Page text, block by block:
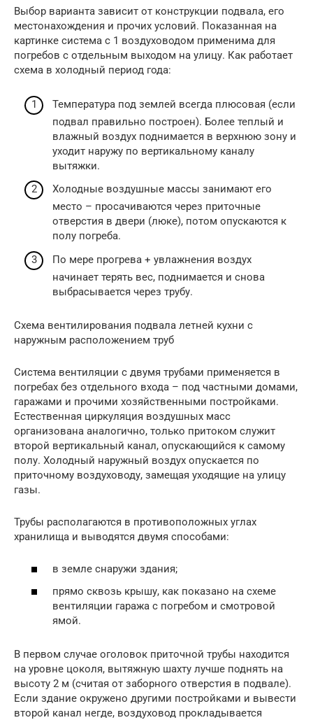
Выбор варианта зависит от конструкции подвала, его
местонахождения и прочих условий. Показанная на
картинке система с 1 воздуховодом применима для
погребов с отдельным выходом на улицу. Как работает
схема в холодный период года:
Температура под землей всегда плюсовая (если
подвал правильно построен). Более теплый и
влажный воздух поднимается в верхнюю зону и
уходит наружу по вертикальному каналу
вытяжки.
Холодные воздушные массы занимают его
место – просачиваются через приточные
отверстия в двери (люке), потом опускаются к
полу погреба.
По мере прогрева + увлажнения воздух
начинает терять вес, поднимается и снова
выбрасывается через трубу.
Схема вентилирования подвала летней кухни с
наружным расположением труб
Система вентиляции с двумя трубами применяется в
погребах без отдельного входа – под частными домами,
гаражами и прочими хозяйственными постройками.
Естественная циркуляция воздушных масс
организована аналогично, только притоком служит
второй вертикальный канал, опускающийся к самому
полу. Холодный наружный воздух опускается по
приточному воздуховоду, замещая уходящие на улицу
газы.
Трубы располагаются в противоположных углах
хранилища и выводятся двумя способами:
в земле снаружи здания;
прямо сквозь крышу, как показано на схеме
вентиляции гаража с погребом и смотровой
ямой.
В первом случае оголовок приточной трубы находится
на уровне цоколя, вытяжную шахту лучше поднять на
высоту 2 м (считая от заборного отверстия в подвале).
Если здание окружено другими постройками и вывести
второй канал негде, воздуховод прокладывается